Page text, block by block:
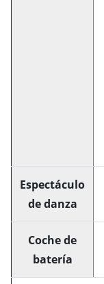
Espectáculo
de danza
Coche de
batería